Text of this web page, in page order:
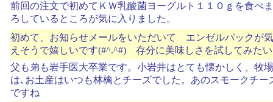
前回の注文で初めてＫＷ乳酸菌ヨーグルト１１０ｇを食べ
ろしているところが気に入りました。
初めて、お知らせメールをいただいて エンゼルパック
えそうで嬉しいです(#^.^#) 存分に美味しさを試してみた
父も弟も岩手医大卒業です。小岩井はとても懐かしく、牧
は､お土産はいつも林檎とチーズでした。あのスモークチ
ですね